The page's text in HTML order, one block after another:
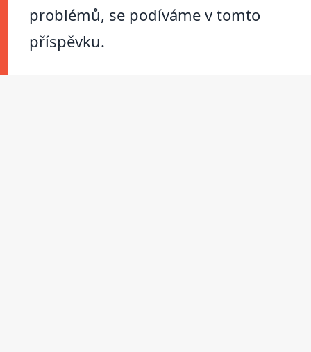
problémů, se podíváme v tomto
příspěvku.